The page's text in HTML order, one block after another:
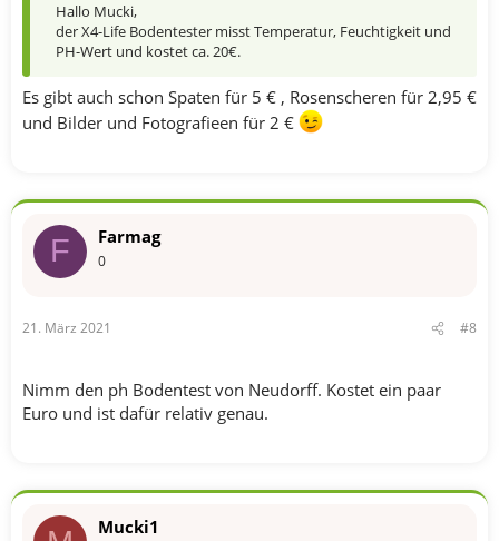
Hallo Mucki,
der X4-Life Bodentester misst Temperatur, Feuchtigkeit und
PH-Wert und kostet ca. 20€.
Es gibt auch schon Spaten für 5 € , Rosenscheren für 2,95 €
und Bilder und Fotografieen für 2 €
F Farmag
0
21. März 2021 #8
Nimm den ph Bodentest von Neudorff. Kostet ein paar
Euro und ist dafür relativ genau.
Mucki1